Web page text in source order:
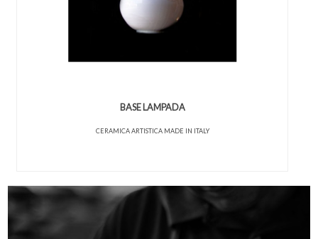
BASE LAMPADA
CERAMICA ARTISTICA MADE IN ITALY